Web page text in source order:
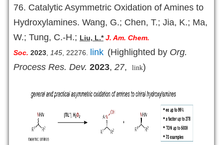
76. Catalytic Asymmetric Oxidation of Amines to
Hydroxylamines. Wang, G.; Chen, T.; Jia, K.; Ma,
W.; Tung, C.-H.; Liu, L.* J. Am. Chem.
Soc. 2023, 145, 22276 link (Highlighted by Org.
Process Res. Dev. 2023, 27, link)